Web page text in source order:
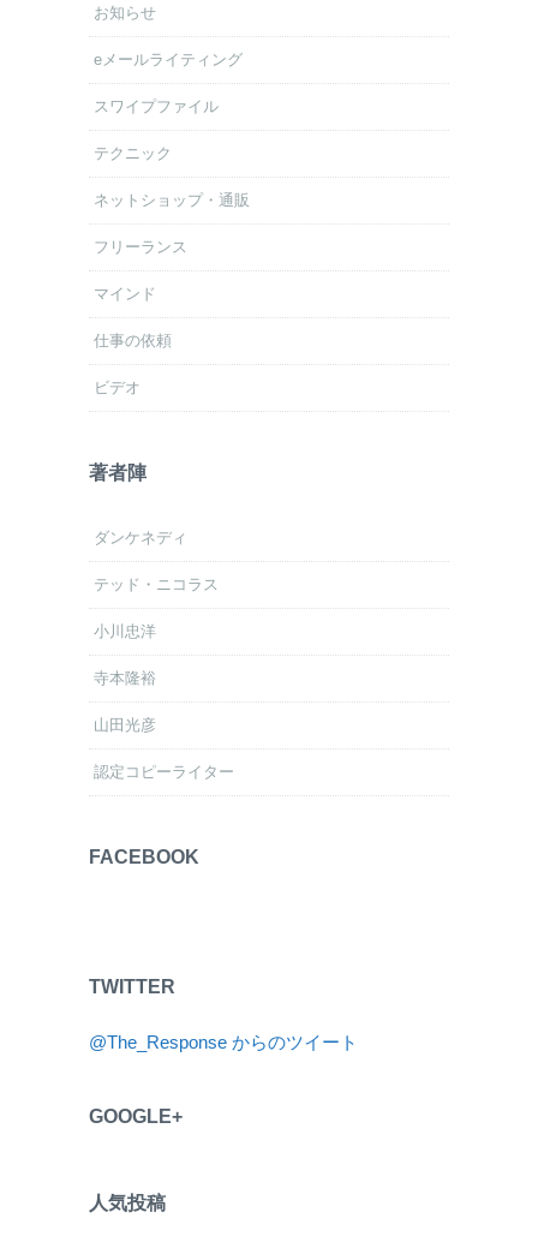
お知らせ
eメールライティング
スワイプファイル
テクニック
ネットショップ・通販
フリーランス
マインド
仕事の依頼
ビデオ
著者陣
ダンケネディ
テッド・ニコラス
小川忠洋
寺本隆裕
山田光彦
認定コピーライター
FACEBOOK
TWITTER
@The_Response からのツイート
GOOGLE+
人気投稿